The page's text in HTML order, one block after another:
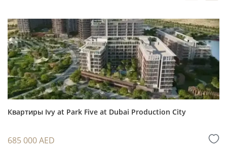
арендаторов, которым важны компактность и
понятный бюджет.
Покупатель получает возможность
опираться на состояние конкретной квартиры
и историю дома, а не только на визуализации
и планы.
Лот на вторичном рынке позволяет
перепродажи с учётом спроса, состояния
Квартиры Ivy at Park Five at Dubai Production City
685 000 AED